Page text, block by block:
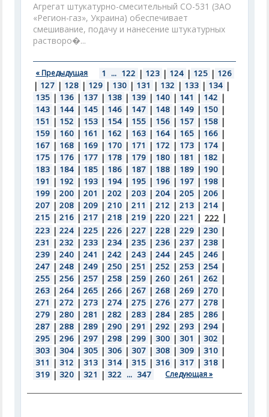
Агрегат штукатурно-смесительный СО-531 (ЗАО
«Регион-газ», Украина) обеспечивает
смешивание, подачу и нанесение штукатурных
растворо�...
« Предыдущая 1 ... 122 | 123 | 124 | 125 | 126
| 127 | 128 | 129 | 130 | 131 | 132 | 133 | 134 |
135 | 136 | 137 | 138 | 139 | 140 | 141 | 142 |
143 | 144 | 145 | 146 | 147 | 148 | 149 | 150 |
151 | 152 | 153 | 154 | 155 | 156 | 157 | 158 |
159 | 160 | 161 | 162 | 163 | 164 | 165 | 166 |
167 | 168 | 169 | 170 | 171 | 172 | 173 | 174 |
175 | 176 | 177 | 178 | 179 | 180 | 181 | 182 |
183 | 184 | 185 | 186 | 187 | 188 | 189 | 190 |
191 | 192 | 193 | 194 | 195 | 196 | 197 | 198 |
199 | 200 | 201 | 202 | 203 | 204 | 205 | 206 |
207 | 208 | 209 | 210 | 211 | 212 | 213 | 214 |
215 | 216 | 217 | 218 | 219 | 220 | 221 | 222 |
223 | 224 | 225 | 226 | 227 | 228 | 229 | 230 |
231 | 232 | 233 | 234 | 235 | 236 | 237 | 238 |
239 | 240 | 241 | 242 | 243 | 244 | 245 | 246 |
247 | 248 | 249 | 250 | 251 | 252 | 253 | 254 |
255 | 256 | 257 | 258 | 259 | 260 | 261 | 262 |
263 | 264 | 265 | 266 | 267 | 268 | 269 | 270 |
271 | 272 | 273 | 274 | 275 | 276 | 277 | 278 |
279 | 280 | 281 | 282 | 283 | 284 | 285 | 286 |
287 | 288 | 289 | 290 | 291 | 292 | 293 | 294 |
295 | 296 | 297 | 298 | 299 | 300 | 301 | 302 |
303 | 304 | 305 | 306 | 307 | 308 | 309 | 310 |
311 | 312 | 313 | 314 | 315 | 316 | 317 | 318 |
319 | 320 | 321 | 322 ... 347 Следующая »